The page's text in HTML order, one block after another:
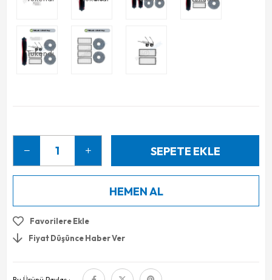
Tükendi
Favorilere Ekle
Fiyat Düşünce Haber Ver